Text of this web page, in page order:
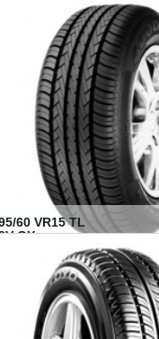
60 VR15 TL
GY...